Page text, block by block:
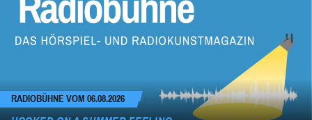
RADIOBÜHNE VOM 06.08.2026